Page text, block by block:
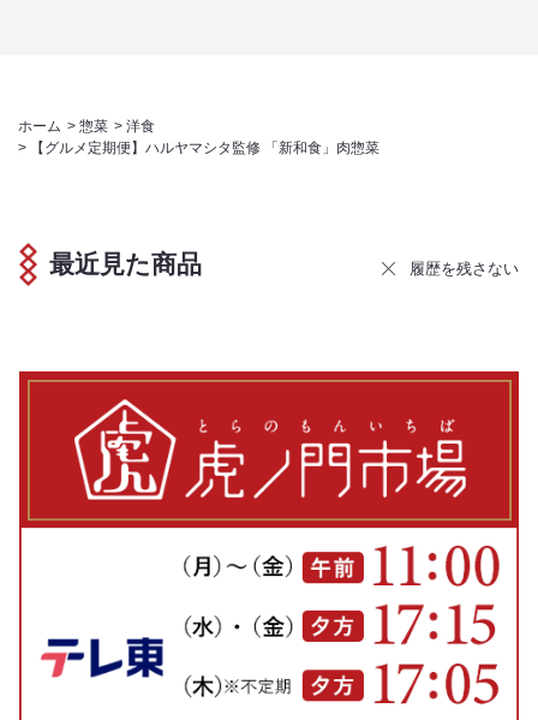
ホーム > 惣菜 > 洋食
>
【グルメ定期便】ハルヤマシタ監修 「新和食」肉惣菜
最近見た商品 履歴を残さない